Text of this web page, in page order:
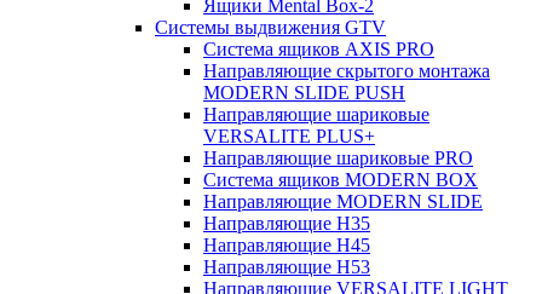
Ящики Mental Box-2
Системы выдвижения GTV
Система ящиков AXIS PRO
Направляющие скрытого монтажа
MODERN SLIDE PUSH
Направляющие шариковые
VERSALITE PLUS+
Направляющие шариковые PRO
Система ящиков MODERN BOX
Направляющие MODERN SLIDE
Направляющие H35
Направляющие H45
Направляющие H53
Направляющие VERSALITE LIGHT